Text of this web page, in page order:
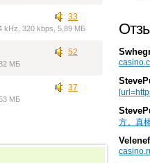
33
kHz, 320 kbps, 5,89 МБ
52
МБ
37
МБ
方。真